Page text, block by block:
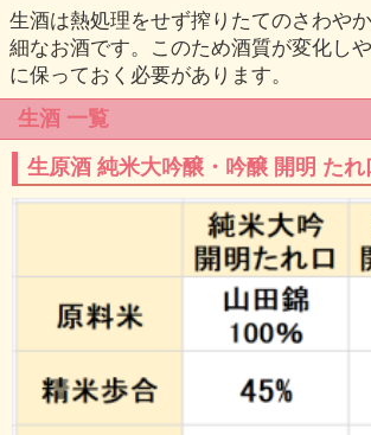
生酒は熱処理をせず搾りたてのさわや
細なお酒です。このため酒質が変化し
に保っておく必要があります。
生酒 一覧
生原酒 純米大吟醸・吟醸 開明 たれ